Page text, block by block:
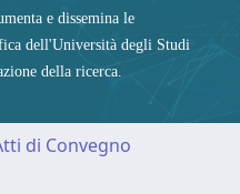
e dissemina le
dell'Università degli Studi
della ricerca.
di Convegno